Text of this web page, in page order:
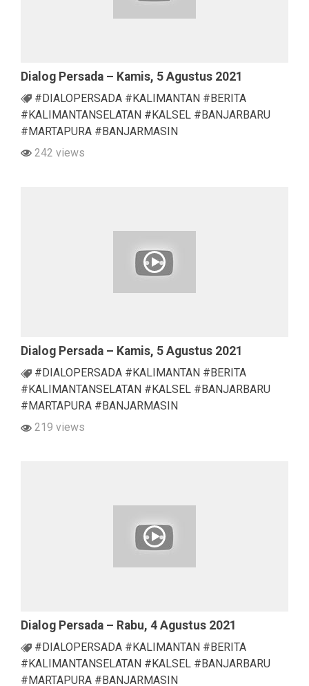
Dialog Persada – Kamis, 5 Agustus 2021
#DIALOPERSADA #KALIMANTAN #BERITA
#KALIMANTANSELATAN #KALSEL #BANJARBARU
#MARTAPURA #BANJARMASIN
242 views
Dialog Persada – Kamis, 5 Agustus 2021
#DIALOPERSADA #KALIMANTAN #BERITA
#KALIMANTANSELATAN #KALSEL #BANJARBARU
#MARTAPURA #BANJARMASIN
219 views
Dialog Persada – Rabu, 4 Agustus 2021
#DIALOPERSADA #KALIMANTAN #BERITA
#KALIMANTANSELATAN #KALSEL #BANJARBARU
#MARTAPURA #BANJARMASIN